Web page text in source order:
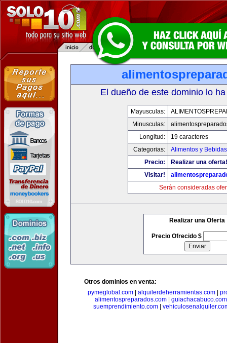
El dueño de este dominio lo
Mayusculas:
Minusculas:
Longitud:
19 caracteres
Categorias:
Alimentos y Bebidas
Precio:
Realizar una oferta!
Visitar!
Serán consideradas
Realizar una Oferta
Precio Ofrecido $
Otros dominios en venta:
pymeglobal.com| alquilerdeherramientas.com|
alimentospreparados.com| guiachacabuco.com
suemprendimiento.com|